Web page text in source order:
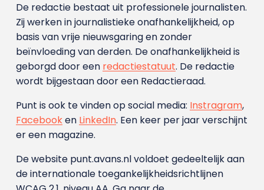
De redactie bestaat uit professionele journalisten.
Zij werken in journalistieke onafhankelijkheid, op
basis van vrije nieuwsgaring en zonder
beïnvloeding van derden. De onafhankelijkheid is
geborgd door een redactiestatuut. De redactie
wordt bijgestaan door een Redactieraad.
Punt is ook te vinden op social media: Instragram,
Facebooken LinkedIn. Een keer per jaar verschijnt
er een magazine.
De website punt.avans.nl voldoet gedeeltelijk aan
de internationale toegankelijkheidsrichtlijnen